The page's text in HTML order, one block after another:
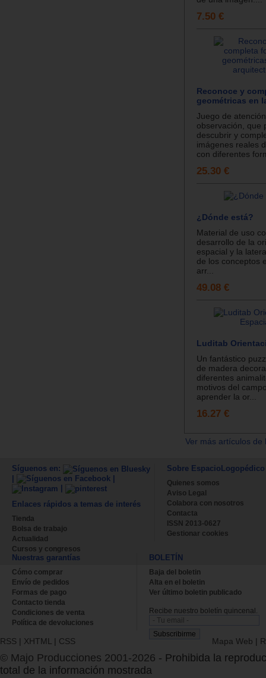
7.50 €
Reconoce y
geométricas en
Juego de
observación, que
descubrir y
imágenes reales
con diferentes
25.30 €
¿Dónde está?
Material de uso
desarrollo de la
espacial y la
de los conceptos
arr...
49.08 €
Luditab
Un fantástico
de madera
diferentes
motivos del
aprender la or...
16.27 €
Ver más artículos
Síguenos en:
|
|
Enlaces rápidos a temas de interés
Tienda
Bolsa de trabajo
Actualidad
Cursos y congresos
Sobre EspacioLogopédico
Quienes somos
Aviso Legal
Colabora con nosotros
Contacta
ISSN 2013-0627
Gestionar cookies
Nuestras garantías
Cómo comprar
Envío de pedidos
Formas de pago
Contacto tienda
Condiciones de venta
Política de devoluciones
BOLETÍN
Baja del boletin
Alta en el boletin
Ver último boletin publicado
Recibe nuestro boletín quincenal.
RSS | XHTML | CSS Mapa Web |
© Majo Producciones 2001-2026 - Prohibida la
total de la información mostrada